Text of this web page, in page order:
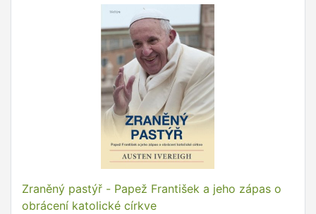
Zraněný pastýř - Papež František a jeho zápas o
obrácení katolické církve